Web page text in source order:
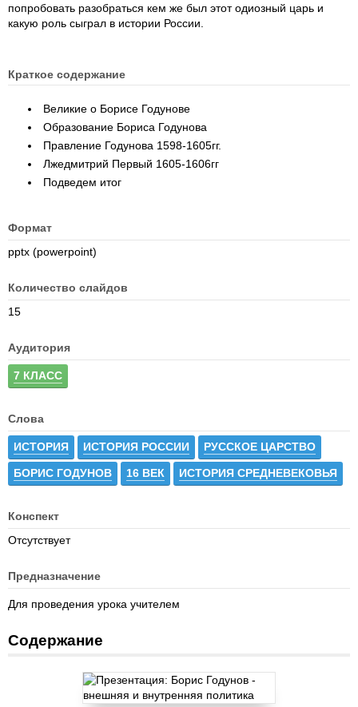
попробовать разобраться кем же был этот одиозный царь и
какую роль сыграл в истории России.
Краткое содержание
Великие о Борисе Годунове
Образование Бориса Годунова
Правление Годунова 1598-1605гг.
Лжедмитрий Первый 1605-1606гг
Подведем итог
Формат
pptx (powerpoint)
Количество слайдов
15
Аудитория
7 КЛАСС
Слова
ИСТОРИЯ ИСТОРИЯ РОССИИ РУССКОЕ ЦАРСТВО
БОРИС ГОДУНОВ 16 ВЕК ИСТОРИЯ СРЕДНЕВЕКОВЬЯ
Конспект
Отсутствует
Предназначение
Для проведения урока учителем
Содержание